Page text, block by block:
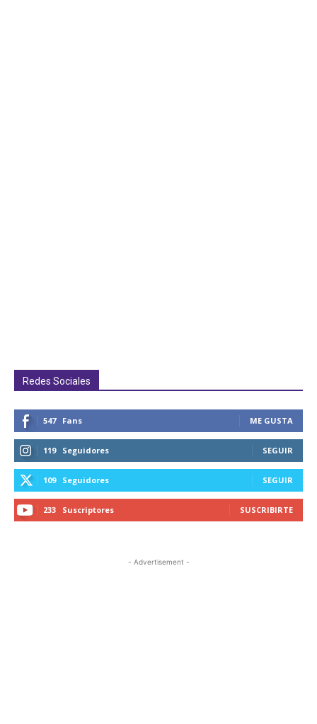
Redes Sociales
547 Fans ME GUSTA
119 Seguidores SEGUIR
109 Seguidores SEGUIR
233 Suscriptores SUSCRIBIRTE
- Advertisement -